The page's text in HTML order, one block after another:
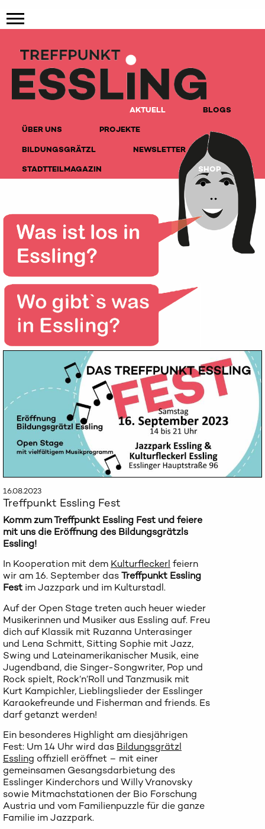
AKTUELL
BLOGS
ÜBER UNS
PROJEKTE
BILDUNGSGRÄTZL
NEWSLETTER
STADTTEILMAGAZIN
SHOP
16.08.2023
Treffpunkt Essling Fest
Komm zum Treffpunkt Essling Fest und feiere
mit uns die Eröffnung des Bildungsgrätzls
Essling!
In Kooperation mit dem Kulturfleckerl feiern
wir am 16. September dasTreffpunkt Essling
Fest im Jazzpark und im Kulturstadl.
Auf der Open Stage treten auch heuer wieder
Musikerinnen und Musiker aus Essling auf. Freu
dich auf Klassik mit Ruzanna Unterasinger
und Lena Schmitt, Sitting Sophie mit Jazz,
Swing und Lateinamerikanischer Musik, eine
Jugendband, die Singer-Songwriter, Pop und
Rock spielt, Rock’n’Roll und Tanzmusik mit
Kurt Kampichler, Lieblingslieder der Esslinger
Karaokefreunde und Fisherman and friends. Es
darf getanzt werden!
Ein besonderes Highlight am diesjährigen
Fest: Um 14 Uhr wird das Bildungsgrätzl
Essling offiziell eröffnet – mit einer
gemeinsamen Gesangsdarbietung des
Esslinger Kinderchors und Willy Vranovsky
sowie Mitmachstationen der Bio Forschung
Austria und vom Familienpuzzle für die ganze
Familie im Jazzpark.